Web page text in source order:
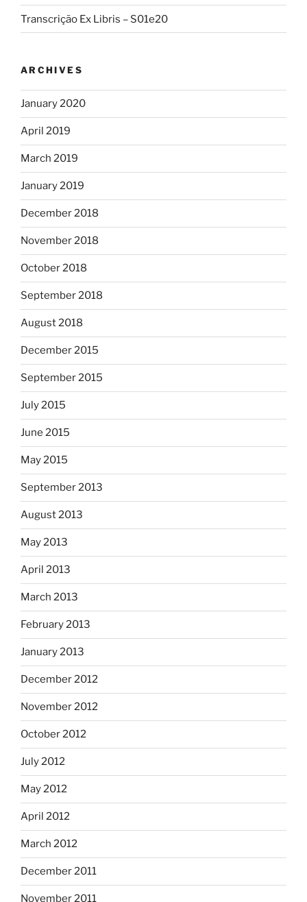
Transcrição Ex Libris – S01e20
ARCHIVES
January 2020
April 2019
March 2019
January 2019
December 2018
November 2018
October 2018
September 2018
August 2018
December 2015
September 2015
July 2015
June 2015
May 2015
September 2013
August 2013
May 2013
April 2013
March 2013
February 2013
January 2013
December 2012
November 2012
October 2012
July 2012
May 2012
April 2012
March 2012
December 2011
November 2011